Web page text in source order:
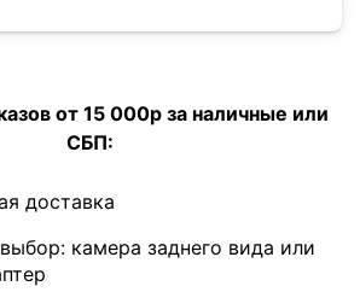
от 15 000р за наличные или
СБП:
доставка
камера заднего вида или